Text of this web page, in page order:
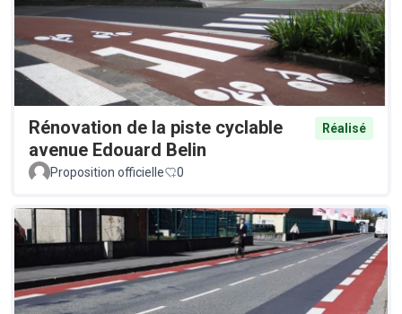
Rénovation de la piste cyclable
avenue Edouard Belin
Réalisé
Proposition officielle 0